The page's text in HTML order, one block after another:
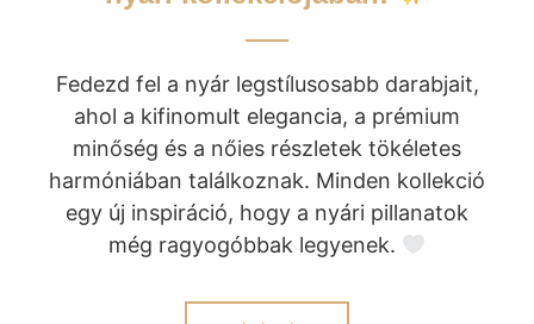
Fedezd fel a nyár legstílusosabb darabjait,
ahol a kifinomult elegancia, a prémium
minőség és a nőies részletek tökéletes
harmóniában találkoznak. Minden kollekció
egy új inspiráció, hogy a nyári pillanatok
még ragyogóbbak legyenek.